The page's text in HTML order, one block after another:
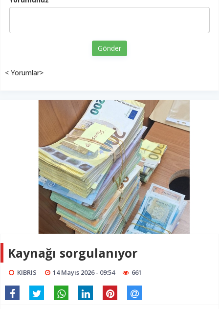
Gönder
< Yorumlar>
Kaynağı sorgulanıyor
KIBRIS 14 Mayıs 2026 - 09:54 661